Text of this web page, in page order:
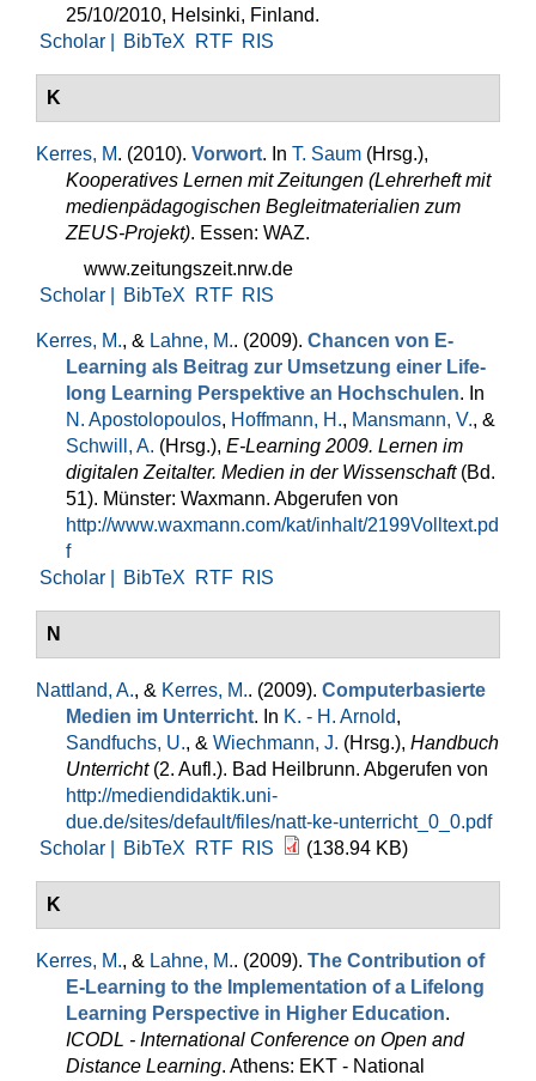
25/10/2010, Helsinki, Finland.
Scholar |
BibTeX RTF RIS
K
Kerres, M. (2010). Vorwort. In T. Saum (Hrsg.),
Kooperatives Lernen mit Zeitungen (Lehrerheft mit
medienpädagogischen Begleitmaterialien zum
ZEUS-Projekt). Essen: WAZ.
www.zeitungszeit.nrw.de
Scholar |
BibTeX RTF RIS
Kerres, M., & Lahne, M.. (2009). Chancen von E-
Learning als Beitrag zur Umsetzung einer Life-
long Learning Perspektive an Hochschulen. In
N. Apostolopoulos, Hoffmann, H., Mansmann, V., &
Schwill, A. (Hrsg.), E-Learning 2009. Lernen im
digitalen Zeitalter. Medien in der Wissenschaft(Bd.
51). Münster: Waxmann. Abgerufen von
http://www.waxmann.com/kat/inhalt/2199Volltext.pd
f
Scholar |
BibTeX RTF RIS
N
Nattland, A., & Kerres, M.. (2009). Computerbasierte
Medien im Unterricht. In K. - H. Arnold,
Sandfuchs, U., & Wiechmann, J. (Hrsg.), Handbuch
Unterricht(2. Aufl.). Bad Heilbrunn. Abgerufen von
http://mediendidaktik.uni-
due.de/sites/default/files/natt-ke-unterricht_0_0.pdf
Scholar |
BibTeX RTF RIS (138.94 KB)
K
Kerres, M., & Lahne, M.. (2009). The Contribution of
E-Learning to the Implementation of a Lifelong
Learning Perspective in Higher Education.
ICODL - International Conference on Open and
Distance Learning. Athens: EKT - National